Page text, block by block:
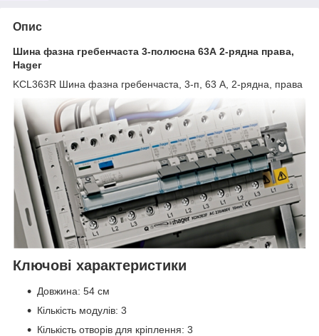
Опис
Шина фазна гребенчаста 3-полюсна 63А 2-рядна права,
Hager
KCL363R Шина фазна гребенчаста, 3-п, 63 А, 2-рядна, права
Ключові характеристики
Довжина: 54 см
Кількість модулів: 3
Кількість отворів для кріплення: 3